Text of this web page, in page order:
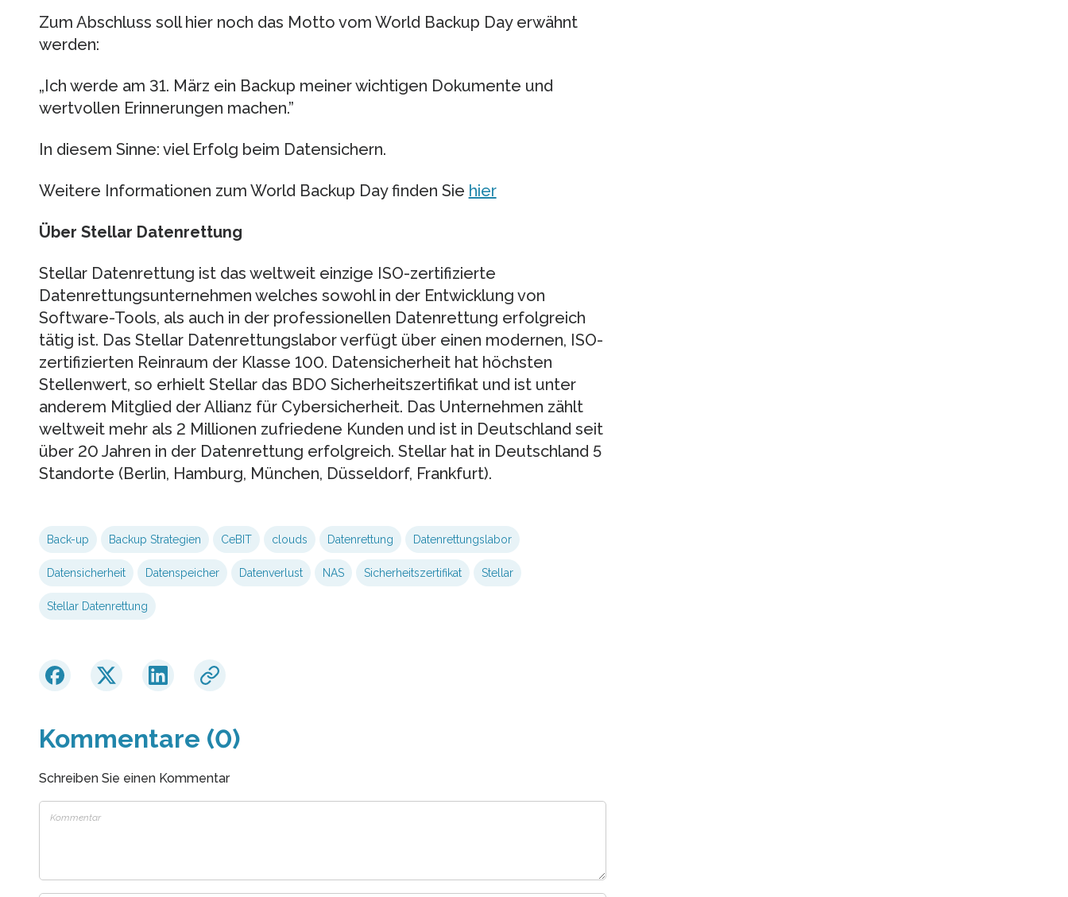
Zum Abschluss soll hier noch das Motto vom World Backup Day erwähnt
werden:
„Ich werde am 31. März ein Backup meiner wichtigen Dokumente und
wertvollen Erinnerungen machen.”
In diesem Sinne: viel Erfolg beim Datensichern.
Weitere Informationen zum World Backup Day finden Sie hier
Über Stellar Datenrettung
Stellar Datenrettung ist das weltweit einzige ISO-zertifizierte
Datenrettungsunternehmen welches sowohl in der Entwicklung von
Software-Tools, als auch in der professionellen Datenrettung erfolgreich
tätig ist. Das Stellar Datenrettungslabor verfügt über einen modernen, ISO-
zertifizierten Reinraum der Klasse 100. Datensicherheit hat höchsten
Stellenwert, so erhielt Stellar das BDO Sicherheitszertifikat und ist unter
anderem Mitglied der Allianz für Cybersicherheit. Das Unternehmen zählt
weltweit mehr als 2 Millionen zufriedene Kunden und ist in Deutschland seit
über 20 Jahren in der Datenrettung erfolgreich. Stellar hat in Deutschland 5
Standorte (Berlin, Hamburg, München, Düsseldorf, Frankfurt).
Back-up Backup Strategien CeBIT clouds Datenrettung Datenrettungslabor
Datensicherheit Datenspeicher Datenverlust NAS Sicherheitszertifikat Stellar
Stellar Datenrettung
Kommentare (0)
Schreiben Sie einen Kommentar